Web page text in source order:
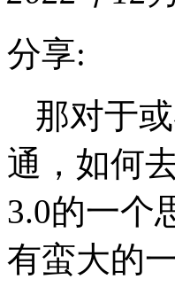
分享:
那对于
通，如何
3.0的一个
有蛮大的